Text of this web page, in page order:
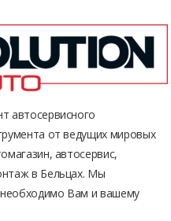
автосервисного
от ведущих мировых
автосервис,
в Бельцах. Мы
Вам и вашему